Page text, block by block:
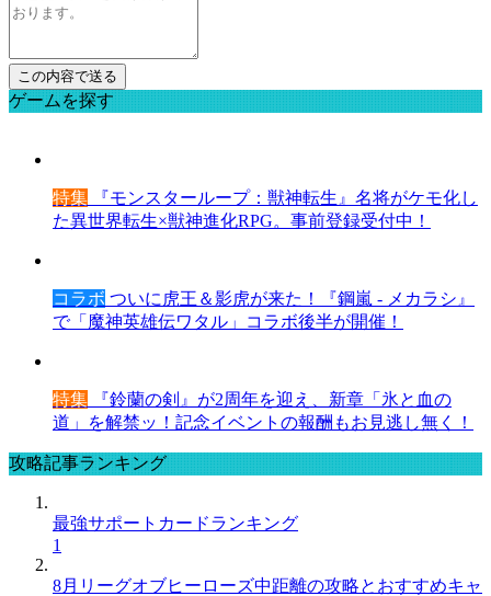
ゲームを探す
特集 『モンスターループ：獣神転生』名将がケモ化し
た異世界転生×獣神進化RPG。事前登録受付中！
コラボ ついに虎王＆影虎が来た！『鋼嵐 - メカラシ』
で「魔神英雄伝ワタル」コラボ後半が開催！
特集 『鈴蘭の剣』が2周年を迎え、新章「氷と血の
道」を解禁ッ！記念イベントの報酬もお見逃し無く！
攻略記事ランキング
最強サポートカードランキング
1
8月リーグオブヒーローズ中距離の攻略とおすすめキャ